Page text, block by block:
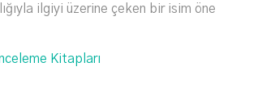
ilgiyi üzerine çeken bir isim öne
Kitapları